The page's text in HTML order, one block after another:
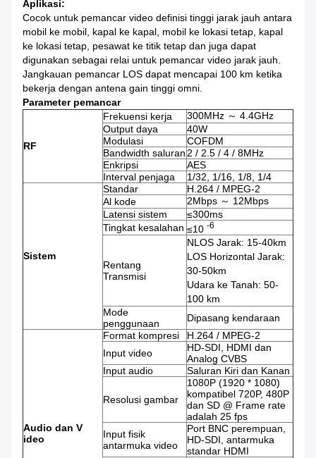
Aplikasi:
Cocok untuk pemancar video definisi tinggi jarak jauh antara
mobil ke mobil, kapal ke kapal, mobil ke lokasi tetap, kapal
ke lokasi tetap, pesawat ke titik tetap dan juga dapat
digunakan sebagai relai untuk pemancar video jarak jauh.
Jangkauan pemancar LOS dapat mencapai 100 km ketika
bekerja dengan antena gain tinggi omni.
Parameter pemancar
RF
Frekuensi kerja
300MHz ～ 4.4GHz
Output daya
40W
Modulasi
COFDM
Bandwidth saluran2 / 2.5 / 4 / 8MHz
Enkripsi
AES
Interval penjaga
1/32, 1/16, 1/8, 1/4
Sistem
Standar
H.264 / MPEG-2
Al kode
2Mbps ～ 12Mbps
Latensi sistem
≤300ms
Tingkat kesalahan ≤10 -6
Rentang
Transmisi
NLOS Jarak: 15-40km
LOS Horizontal Jarak:
30-50km
Udara ke Tanah: 50-
100 km
Mode
penggunaan
Dipasang kendaraan
Audio dan V
ideo
Format kompresi
H.264 / MPEG-2
Input video
HD-SDI, HDMI dan
Analog CVBS
Input audio
Saluran Kiri dan Kanan
Resolusi gambar
1080P (1920 * 1080)
kompatibel 720P, 480P
dan SD @ Frame rate
adalah 25 fps
Input fisik
antarmuka video
Port BNC perempuan,
HD-SDI, antarmuka
standar HDMI